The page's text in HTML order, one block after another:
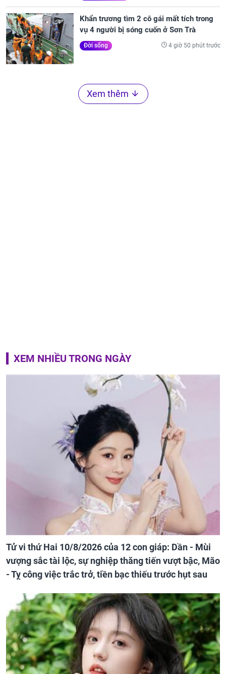
Khẩn trương tìm 2 cô gái mất tích trong
vụ 4 người bị sóng cuốn ở Sơn Trà
Đời sống 4 giờ 50 phút trước
Xem thêm
XEM NHIỀU TRONG NGÀY
Tử vi thứ Hai 10/8/2026 của 12 con giáp: Dần - Mùi
vượng sắc tài lộc, sự nghiệp thăng tiến vượt bậc, Mão
- Tỵ công việc trắc trở, tiền bạc thiếu trước hụt sau